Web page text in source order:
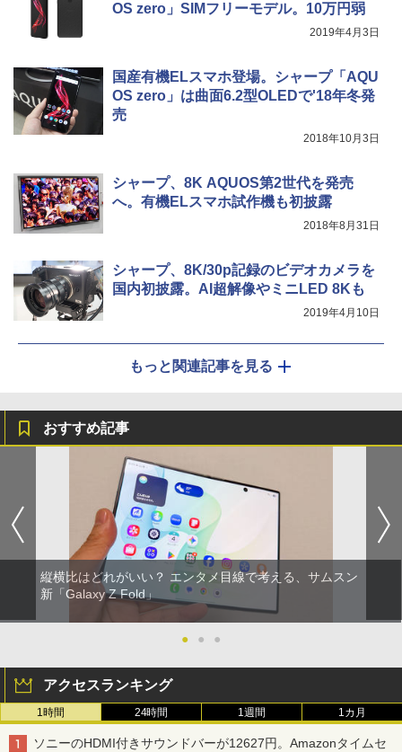
OS zero」SIMフリーモデル。10万円弱
2019年4月3日
国産有機ELスマホ登場。シャープ「AQU
OS zero」は曲面6.2型OLEDで'18年冬発
売
2018年10月3日
シャープ、8K AQUOS第2世代を発売
へ。有機ELスマホ試作機も初披露
2018年8月31日
シャープ、8K/30p記録のビデオカメラを
国内初披露。AI超解像やミニLED 8Kも
2019年4月10日
もっと関連記事を見る
おすすめ記事
縦横比はどれがいい？ エンタメ目線で考える、サムスン
新「Galaxy Z Fold」
● ● ●
アクセスランキング
1時間 24時間 1週間 1カ月
ソニーのHDMI付きサウンドバーが12627円。Amazonタイムセ